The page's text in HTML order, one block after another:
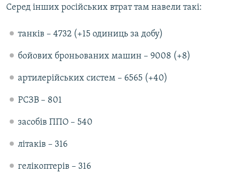
Серед інших російських втрат там навели такі:
танків – 4732 (+15 одиниць за добу)
бойових броньованих машин – 9008 (+8)
артилерійських систем – 6565 (+40)
РСЗВ – 801
засобів ППО – 540
літаків – 316
гелікоптерів – 316